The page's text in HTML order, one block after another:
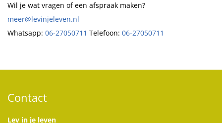
Wil je wat vragen of een afspraak maken?
meer@levinjeleven.nl
Whatsapp: 06-27050711 Telefoon: 06-27050711
Contact
Lev in je leven